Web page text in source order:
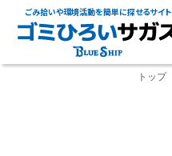
ごみ拾いや環境活動を簡単に探せるサイト
トップ